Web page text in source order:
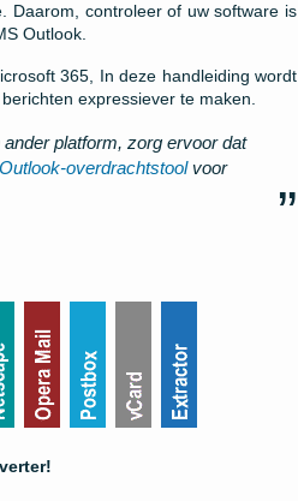
Daarom, controleer of uw software is
Outlook.
365, In deze handleiding wordt
expressiever te maken.
platform, zorg ervoor dat
Outlook-overdrachtstoolvoor